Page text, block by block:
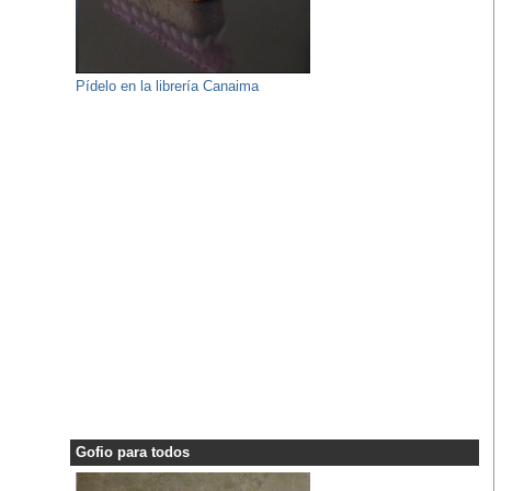
Pídelo en la librería Canaima
Gofio para todos